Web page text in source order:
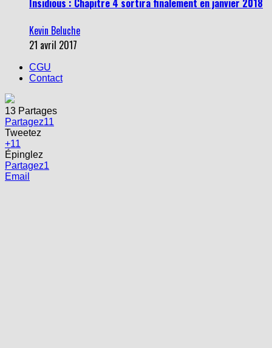
Insidious : Chapitre 4 sortira finalement en janvier 2018
Kevin Beluche
21 avril 2017
CGU
Contact
13 Partages
Partagez11
Tweetez
+11
Épinglez
Partagez1
Email